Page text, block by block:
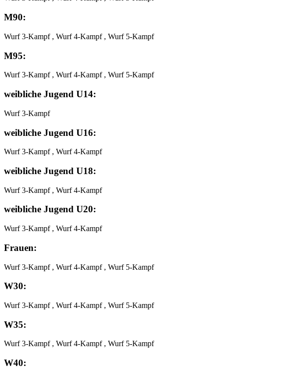
M90:
Wurf 3-Kampf , Wurf 4-Kampf , Wurf 5-Kampf
M95:
Wurf 3-Kampf , Wurf 4-Kampf , Wurf 5-Kampf
weibliche Jugend U14:
Wurf 3-Kampf
weibliche Jugend U16:
Wurf 3-Kampf , Wurf 4-Kampf
weibliche Jugend U18:
Wurf 3-Kampf , Wurf 4-Kampf
weibliche Jugend U20:
Wurf 3-Kampf , Wurf 4-Kampf
Frauen:
Wurf 3-Kampf , Wurf 4-Kampf , Wurf 5-Kampf
W30:
Wurf 3-Kampf , Wurf 4-Kampf , Wurf 5-Kampf
W35:
Wurf 3-Kampf , Wurf 4-Kampf , Wurf 5-Kampf
W40: